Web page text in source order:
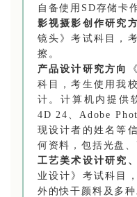
自备使用SD存储卡
影视摄影创作研究
镜头》考试科目，
擦。
产品设计研究方向
科目，考生使用我
计。计算机内提供
4D 24、Adobe
现设计者的姓名等
何资料，包括光盘
工艺美术设计研究
业设计》考试科目
外的快干颜料及多